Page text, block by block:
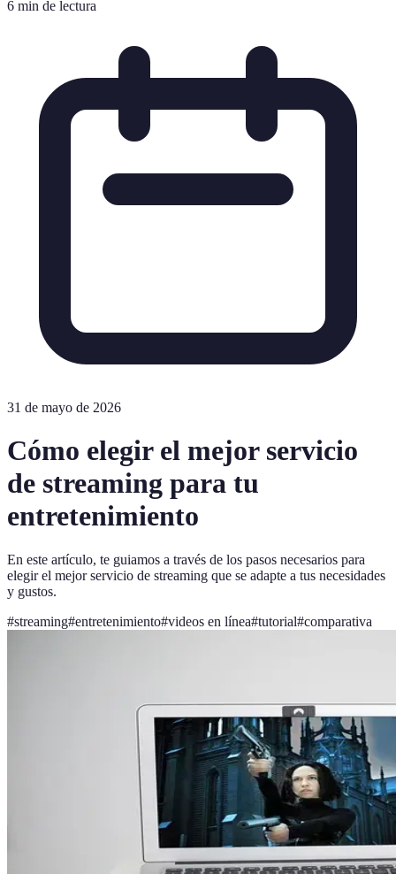
6 min de lectura
31 de mayo de 2026
Cómo elegir el mejor servicio
de streaming para tu
entretenimiento
En este artículo, te guiamos a través de los pasos necesarios para
elegir el mejor servicio de streaming que se adapte a tus necesidades
y gustos.
#streaming#entretenimiento#videos en línea#tutorial#comparativa